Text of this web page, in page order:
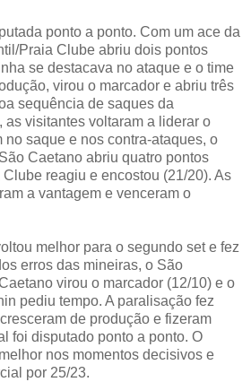
ponto a ponto. Com um ace da
Praia Clube abriu dois pontos
se destacava no ataque e o time
virou o marcador e abriu três
sequência de saques da
as visitantes voltaram a liderar o
no saque e nos contra-ataques, o
Caetano abriu quatro pontos
reagiu e encostou (21/20). As
a vantagem e venceram o
melhor para o segundo set e fez
erros das mineiras, o São
virou o marcador (12/10) e o
pediu tempo. A paralisação fez
de produção e fizeram
foi disputado ponto a ponto. O
nos momentos decisivos e
por 25/23.